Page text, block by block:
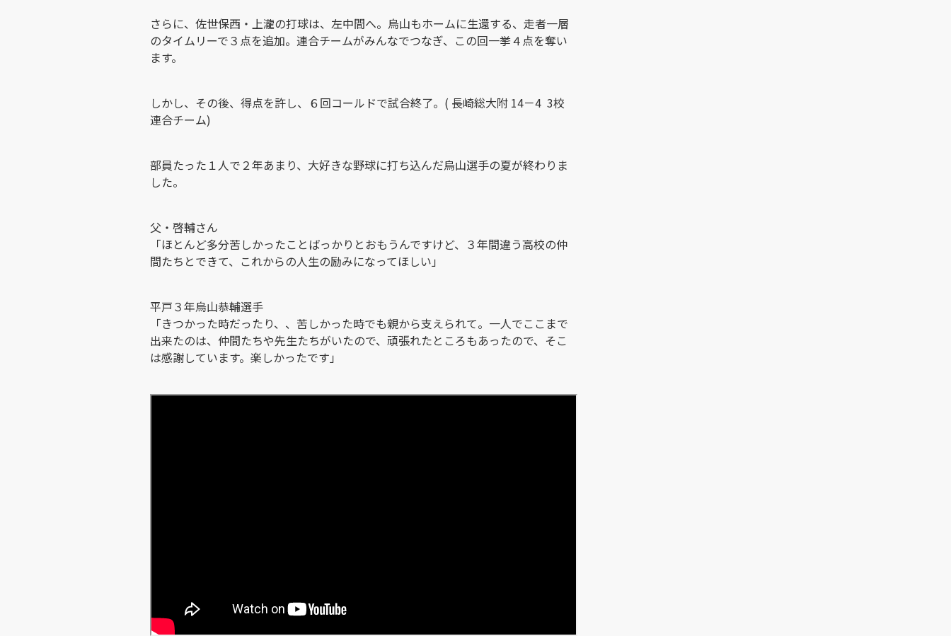
さらに、佐世保西・上瀧の打球は、左中間へ。烏山もホームに生還する、走者一層
のタイムリーで３点を追加。連合チームがみんなでつなぎ、この回一挙４点を奪い
ます。
しかし、その後、得点を許し、６回コールドで試合終了。( 長崎総大附 14－4 3校
連合チーム)
部員たった１人で２年あまり、大好きな野球に打ち込んだ烏山選手の夏が終わりま
した。
父・啓輔さん
「ほとんど多分苦しかったことばっかりとおもうんですけど、３年間違う高校の仲
間たちとできて、これからの人生の励みになってほしい」
平戸３年烏山恭輔選手
「きつかった時だったり、、苦しかった時でも親から支えられて。一人でここまで
出来たのは、仲間たちや先生たちがいたので、頑張れたところもあったので、そこ
は感謝しています。楽しかったです」